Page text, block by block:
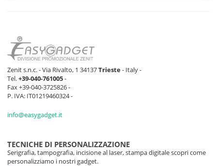
Zenit s.n.c. - Via Rivalto, 1 34137Trieste- Italy -
Tel.+39-040-761005-
Fax +39-040-3725826 -
P. IVA: IT01219460324 -
info@easygadget.it
TECNICHE DI PERSONALIZZAZIONE
Serigrafia, tampografia, incisione al laser, stampa digitale scopri come
personalizziamo i nostri gadget.